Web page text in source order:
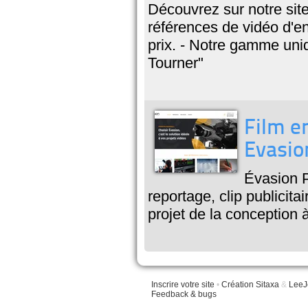
Découvrez sur notre
références de vidéo
prix. - Notre gamme
Tourner"
Film
Évasion
reportage, clip
projet de la conception
Inscrire votre site • Création Sitaxa &
Feedback & bugs